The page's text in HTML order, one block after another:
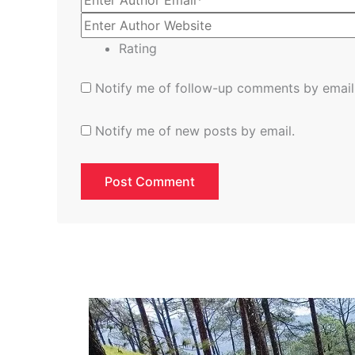
Rating
Notify me of follow-up comments by
Notify me of new posts by email.